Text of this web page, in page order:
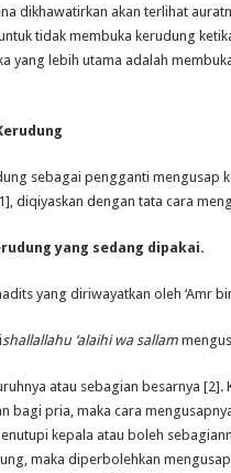
dikhawatirkan akan terlihat
tidak membuka kerudung
yang lebih utama adalah
sebagai pengganti mengusap
diqiyaskan dengan tata cara
yang sedang dipakai.
yang diriwayatkan oleh ‘Amr
shallallahu ‘alaihi wa sallam
atau sebagian besarnya
bagi pria, maka cara
kepala atau boleh
maka diperbolehkan